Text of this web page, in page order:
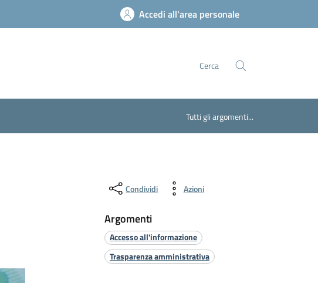
Accedi all'area personale
Cerca
Tutti gli argomenti...
Condividi Azioni
Argomenti
Accesso all'informazione
Trasparenza amministrativa